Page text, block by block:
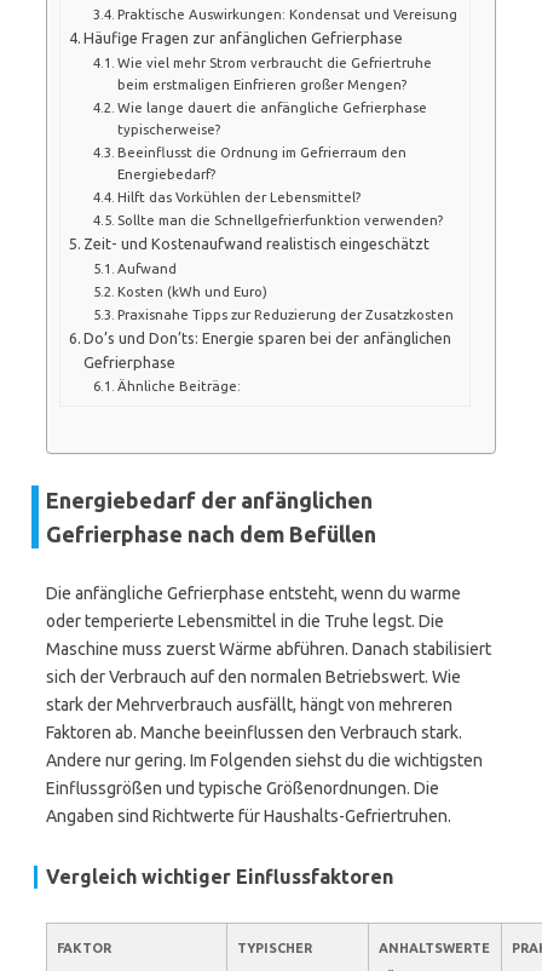
Praktische Auswirkungen: Kondensat und Vereisung
Häufige Fragen zur anfänglichen Gefrierphase
Wie viel mehr Strom verbraucht die Gefriertruhe
beim erstmaligen Einfrieren großer Mengen?
Wie lange dauert die anfängliche Gefrierphase
typischerweise?
Beeinflusst die Ordnung im Gefrierraum den
Energiebedarf?
Hilft das Vorkühlen der Lebensmittel?
Sollte man die Schnellgefrierfunktion verwenden?
Zeit- und Kostenaufwand realistisch eingeschätzt
Aufwand
Kosten (kWh und Euro)
Praxisnahe Tipps zur Reduzierung der Zusatzkosten
Do’s und Don’ts: Energie sparen bei der anfänglichen
Gefrierphase
Ähnliche Beiträge:
Energiebedarf der anfänglichen
Gefrierphase nach dem Befüllen
Die anfängliche Gefrierphase entsteht, wenn du warme
oder temperierte Lebensmittel in die Truhe legst. Die
Maschine muss zuerst Wärme abführen. Danach stabilisiert
sich der Verbrauch auf den normalen Betriebswert. Wie
stark der Mehrverbrauch ausfällt, hängt von mehreren
Faktoren ab. Manche beeinflussen den Verbrauch stark.
Andere nur gering. Im Folgenden siehst du die wichtigsten
Einflussgrößen und typische Größenordnungen. Die
Angaben sind Richtwerte für Haushalts-Gefriertruhen.
Vergleich wichtiger Einflussfaktoren
FAKTOR
TYPISCHER
ANHALTSWERTE